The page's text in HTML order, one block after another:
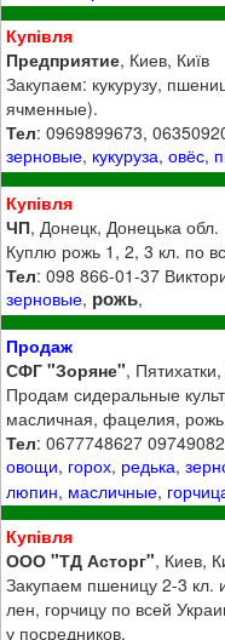
Купівля
Предприятие, Киев, Київ
Закупаем: кукурузу,
ячменные).
Тел: 0969899673,
зерновые, кукуруза,овёс,
Купівля
ЧП, Донецк, Донецька обл.
Куплю рожь 1, 2, 3 кл. по
Тел: 098 866-01-37
зерновые, рожь,
Продаж
СФГ "Зоряне", Пятихатки,
Продам сидеральные
масличная, фацелия,
Тел: 0677748627
овощи, горох, редька,
люпин, масличные,
Купівля
ООО "ТД Асторг", Киев,
Закупаем пшеницу 2-3 кл.
лен, горчицу по всей
у посредников.